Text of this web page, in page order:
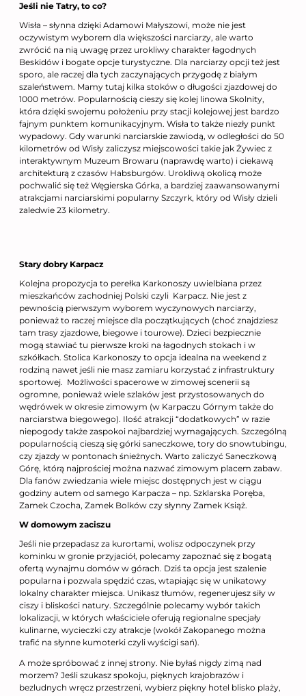
Jeśli nie Tatry, to co?
Wisła – słynna dzięki Adamowi Małyszowi, może nie jest
oczywistym wyborem dla większości narciarzy, ale warto
zwrócić na nią uwagę przez urokliwy charakter łagodnych
Beskidów i bogate opcje turystyczne. Dla narciarzy opcji też jest
sporo, ale raczej dla tych zaczynających przygodę z białym
szaleństwem. Mamy tutaj kilka stoków o długości zjazdowej do
1000 metrów. Popularnością cieszy się kolej linowa Skolnity,
która dzięki swojemu położeniu przy stacji kolejowej jest bardzo
fajnym punktem komunikacyjnym. Wisła to także niezły punkt
wypadowy. Gdy warunki narciarskie zawiodą, w odległości do 50
kilometrów od Wisły zaliczysz miejscowości takie jak Żywiec z
interaktywnym Muzeum Browaru (naprawdę warto) i ciekawą
architekturą z czasów Habsburgów. Urokliwą okolicą może
pochwalić się też Węgierska Górka, a bardziej zaawansowanymi
atrakcjami narciarskimi popularny Szczyrk, który od Wisły dzieli
zaledwie 23 kilometry.
Stary dobry Karpacz
Kolejna propozycja to perełka Karkonoszy uwielbiana przez
mieszkańców zachodniej Polski czyli Karpacz. Nie jest z
pewnością pierwszym wyborem wyczynowych narciarzy,
ponieważ to raczej miejsce dla początkujących (choć znajdziesz
tam trasy zjazdowe, biegowe i tourowe). Dzieci bezpiecznie
mogą stawiać tu pierwsze kroki na łagodnych stokach i w
szkółkach. Stolica Karkonoszy to opcja idealna na weekend z
rodziną nawet jeśli nie masz zamiaru korzystać z infrastruktury
sportowej. Możliwości spacerowe w zimowej scenerii są
ogromne, ponieważ wiele szlaków jest przystosowanych do
wędrówek w okresie zimowym (w Karpaczu Górnym także do
narciarstwa biegowego). Ilość atrakcji “dodatkowych” w razie
niepogody także zaspokoi najbardziej wymagających. Szczególną
popularnością cieszą się górki saneczkowe, tory do snowtubingu,
czy zjazdy w pontonach śnieżnych. Warto zaliczyć Saneczkową
Górę, którą najprościej można nazwać zimowym placem zabaw.
Dla fanów zwiedzania wiele miejsc dostępnych jest w ciągu
godziny autem od samego Karpacza – np. Szklarska Poręba,
Zamek Czocha, Zamek Bolków czy słynny Zamek Książ.
W domowym zaciszu
Jeśli nie przepadasz za kurortami, wolisz odpoczynek przy
kominku w gronie przyjaciół, polecamy zapoznać się z bogatą
ofertą wynajmu domów w górach. Dziś ta opcja jest szalenie
popularna i pozwala spędzić czas, wtapiając się w unikatowy
lokalny charakter miejsca. Unikasz tłumów, regenerujesz siły w
ciszy i bliskości natury. Szczególnie polecamy wybór takich
lokalizacji, w których właściciele oferują regionalne specjały
kulinarne, wycieczki czy atrakcje (wokół Zakopanego można
trafić na słynne kumoterki czyli wyścigi sań).
A może spróbować z innej strony. Nie byłaś nigdy zimą nad
morzem? Jeśli szukasz spokoju, pięknych krajobrazów i
bezludnych wręcz przestrzeni, wybierz piękny hotel blisko plaży,